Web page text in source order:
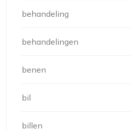
behandeling
behandelingen
benen
bil
billen